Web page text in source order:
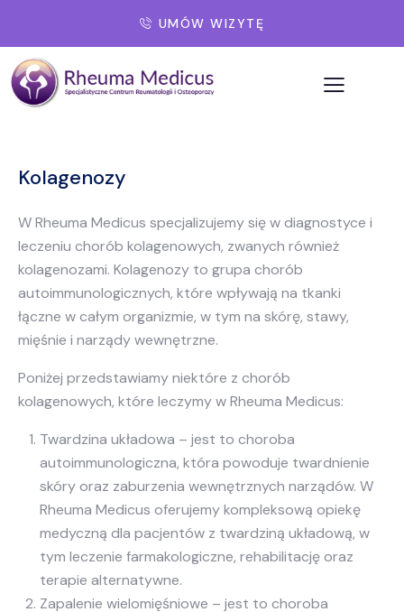
UMÓW WIZYTĘ
Kolagenozy
W Rheuma Medicus specjalizujemy się w diagnostyce i
leczeniu chorób kolagenowych, zwanych również
kolagenozami. Kolagenozy to grupa chorób
autoimmunologicznych, które wpływają na tkanki
łączne w całym organizmie, w tym na skórę, stawy,
mięśnie i narządy wewnętrzne.
Poniżej przedstawiamy niektóre z chorób
kolagenowych, które leczymy w Rheuma Medicus:
Twardzina układowa – jest to choroba
autoimmunologiczna, która powoduje twardnienie
skóry oraz zaburzenia wewnętrznych narządów. W
Rheuma Medicus oferujemy kompleksową opiekę
medyczną dla pacjentów z twardziną układową, w
tym leczenie farmakologiczne, rehabilitację oraz
terapie alternatywne.
Zapalenie wielomięśniowe – jest to choroba